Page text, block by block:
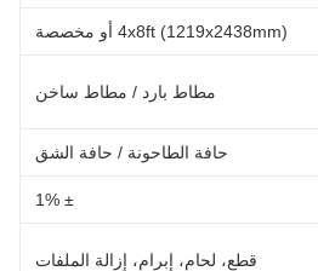
4x8ft (1219x2438mm) أو مخصصة
مطاط بارد / مطاط ساخن
حافة الطاحونة / حافة الشق
قطع، لحام، إبرام، إزالة الملفات